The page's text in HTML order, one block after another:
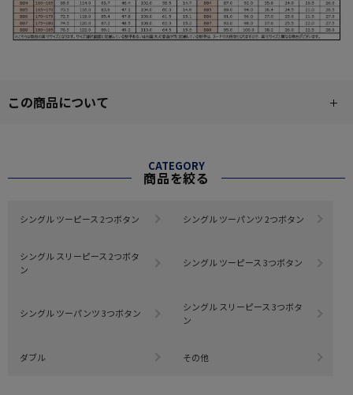
この商品について
CATEGORY
商品を絞る
シングル ツーピース 2つボタン シングル ツーパンツ 2つボタン
シングル スリーピース 2つボタ
ン
シングル ツーピース 3つボタン
シングル ツーパンツ 3つボタン
シングル スリーピース 3つボタ
ン
ダブル その他